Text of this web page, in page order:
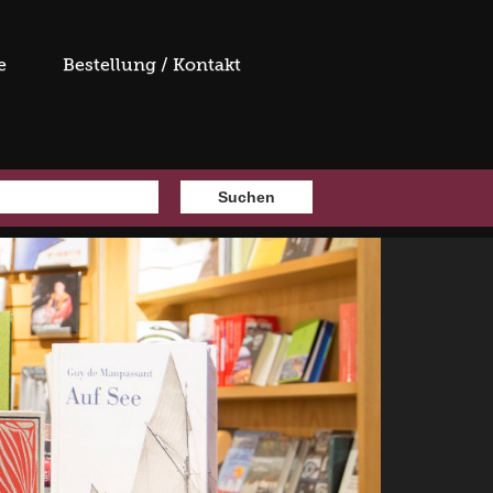
Bestellung / Kontakt